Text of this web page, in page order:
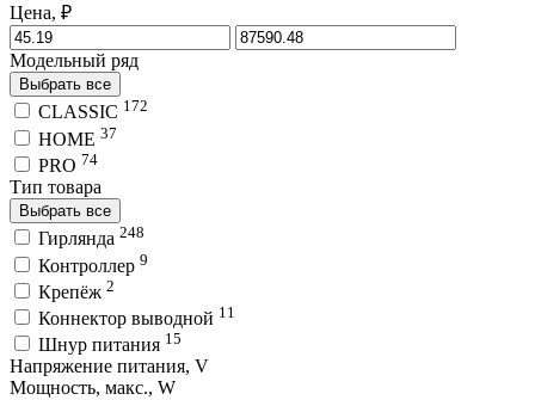
Цена, ₽
Модельный ряд
Выбрать все
CLASSIC 172
HOME 37
PRO 74
Тип товара
Выбрать все
Гирлянда 248
Контроллер 9
Крепёж 2
Коннектор выводной 11
Шнур питания 15
Напряжение питания, V
Мощность, макс., W